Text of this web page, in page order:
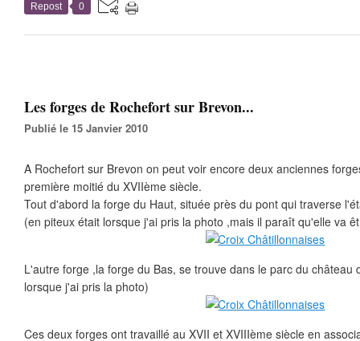
Repost 0
Les forges de Rochefort sur Brevon...
Publié le 15 Janvier 2010
A Rochefort sur Brevon on peut voir encore deux anciennes
première moitié du XVIIème siècle.
Tout d'abord la forge du Haut, située près du pont qui traverse
(en piteux était lorsque j'ai pris la photo ,mais il paraît qu'elle va
L'autre forge ,la forge du Bas, se trouve dans le parc du château
lorsque j'ai pris la photo)
Ces deux forges ont travaillé au XVII et XVIIIème siècle en